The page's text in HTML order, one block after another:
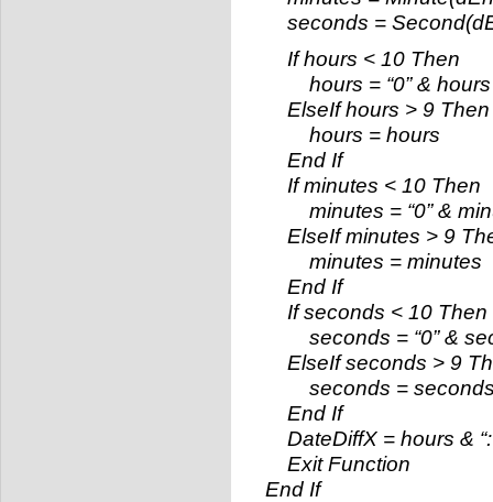
seconds =
If hours < 10 Then
hours = “0” & hours
ElseIf hours > 9 Then
hours = hours
End If
If minutes < 10 Then
minutes = “0” &
ElseIf minutes > 9
minutes = minutes
End If
If seconds < 10 Then
seconds = “0” &
ElseIf seconds > 9
seconds =
End If
DateDiffX = hours & “:”
Exit Function
End If